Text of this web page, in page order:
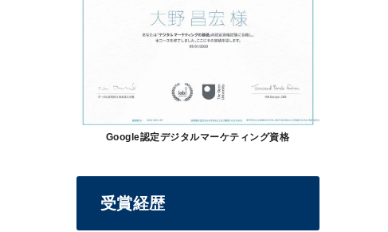
Google認定デジタルマーケティング資格
受賞経歴